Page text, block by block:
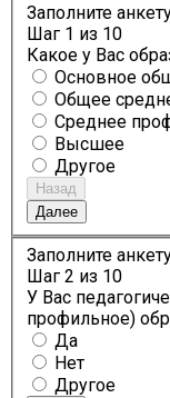
Заполните
Шаг 1 из 10
Какое у Вас
Основное
Общее
Среднее
Высшее
Другое
Назад
Далее
Заполните
Шаг 2 из 10
У Вас
профильное)
Да
Нет
Другое